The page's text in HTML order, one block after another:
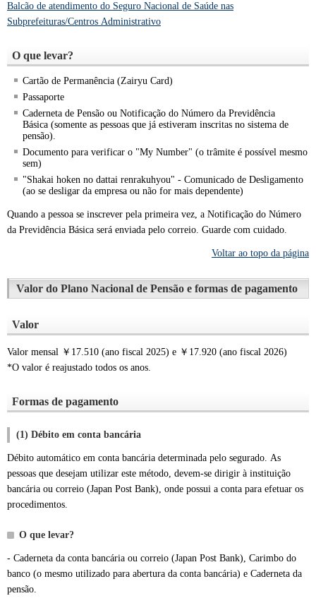
Balcão de atendimento do Seguro Nacional de Saúde nas
Subprefeituras/Centros Administrativo
O que levar?
Cartão de Permanência (Zairyu Card)
Passaporte
Caderneta de Pensão ou Notificação do Número da Previdência
Básica (somente as pessoas que já estiveram inscritas no sistema de
pensão).
Documento para verificar o "My Number" (o trâmite é possível mesmo
sem)
"Shakai hoken no dattai renrakuhyou" - Comunicado de Desligamento
(ao se desligar da empresa ou não for mais dependente)
Quando a pessoa se inscrever pela primeira vez, a Notificação do Número
da Previdência Básica será enviada pelo correio. Guarde com cuidado.
Voltar ao topo da página
Valor do Plano Nacional de Pensão e formas de pagamento
Valor
Valor mensal ￥17.510 (ano fiscal 2025) e ￥17.920 (ano fiscal 2026)
*O valor é reajustado todos os anos.
Formas de pagamento
(1) Débito em conta bancária
Débito automático em conta bancária determinada pelo segurado. As
pessoas que desejam utilizar este método, devem-se dirigir à instituição
bancária ou correio (Japan Post Bank), onde possui a conta para efetuar os
procedimentos.
O que levar?
- Caderneta da conta bancária ou correio (Japan Post Bank), Carimbo do
banco (o mesmo utilizado para abertura da conta bancária) e Caderneta da
pensão.